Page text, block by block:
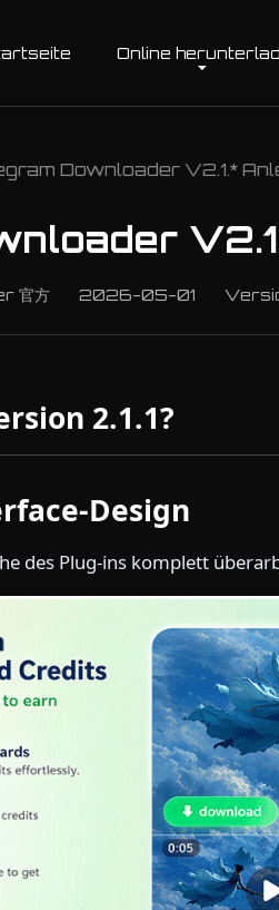
Online
Downloader V2.1.*
官方 2026-05-01
2.1.1?
Design
des Plug-ins komplett